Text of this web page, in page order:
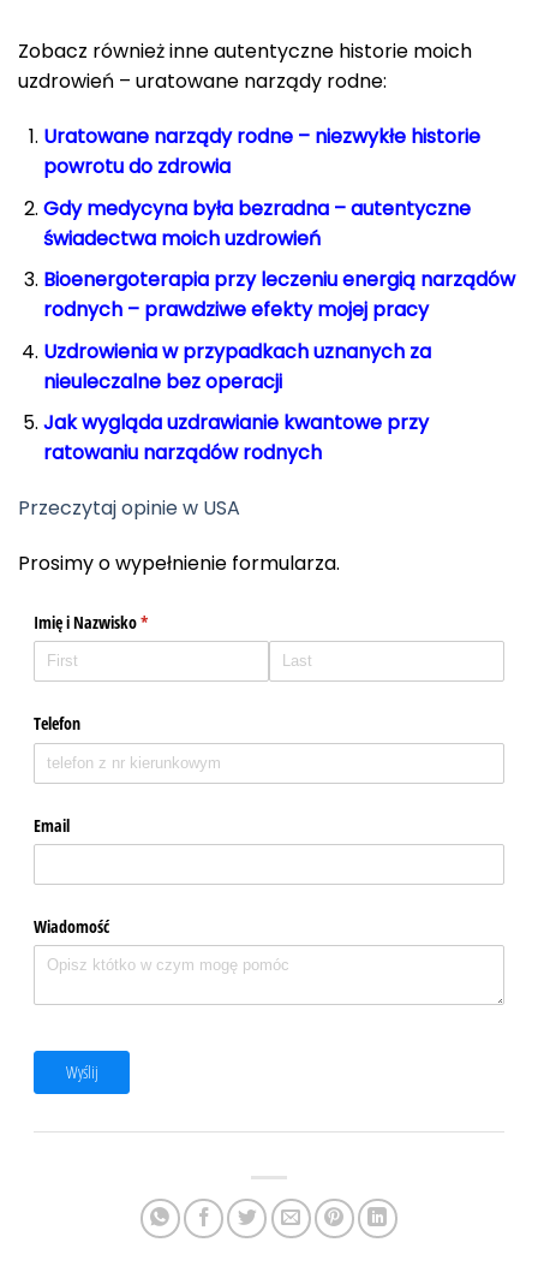
Zobacz również inne autentyczne historie moich
uzdrowień – uratowane narządy rodne:
Uratowane narządy rodne – niezwykłe historie
powrotu do zdrowia
Gdy medycyna była bezradna – autentyczne
świadectwa moich uzdrowień
Bioenergoterapia przy leczeniu energią narządów
rodnych – prawdziwe efekty mojej pracy
Uzdrowienia w przypadkach uznanych za
nieuleczalne bez operacji
Jak wygląda uzdrawianie kwantowe przy
ratowaniu narządów rodnych
Przeczytaj opinie w USA
Prosimy o wypełnienie formularza.
Imię i Nazwisko*
(required)
Telefon
Email
Wiadomość
Wyślij